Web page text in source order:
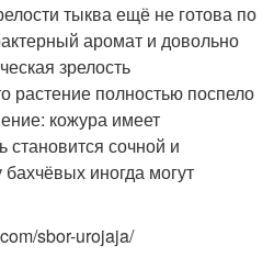
тыква ещё не готова по
аромат и довольно
зрелость
растение полностью поспело
кожура имеет
сочной и
иногда могут
sbor-urojaja/